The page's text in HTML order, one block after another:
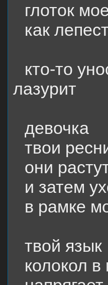
глоток
как
кто-то
лазурит
девочка
твои
они
и затем
в рамке
твой язык
колокол в